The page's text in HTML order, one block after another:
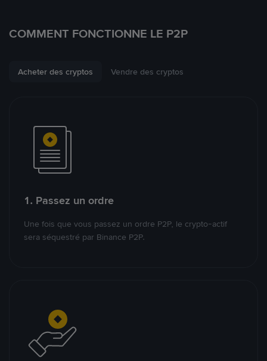
COMMENT FONCTIONNE LE P2P
Acheter des cryptos Vendre des cryptos
1. Passez un ordre
Une fois que vous passez un ordre P2P, le crypto-actif
sera séquestré par Binance P2P.